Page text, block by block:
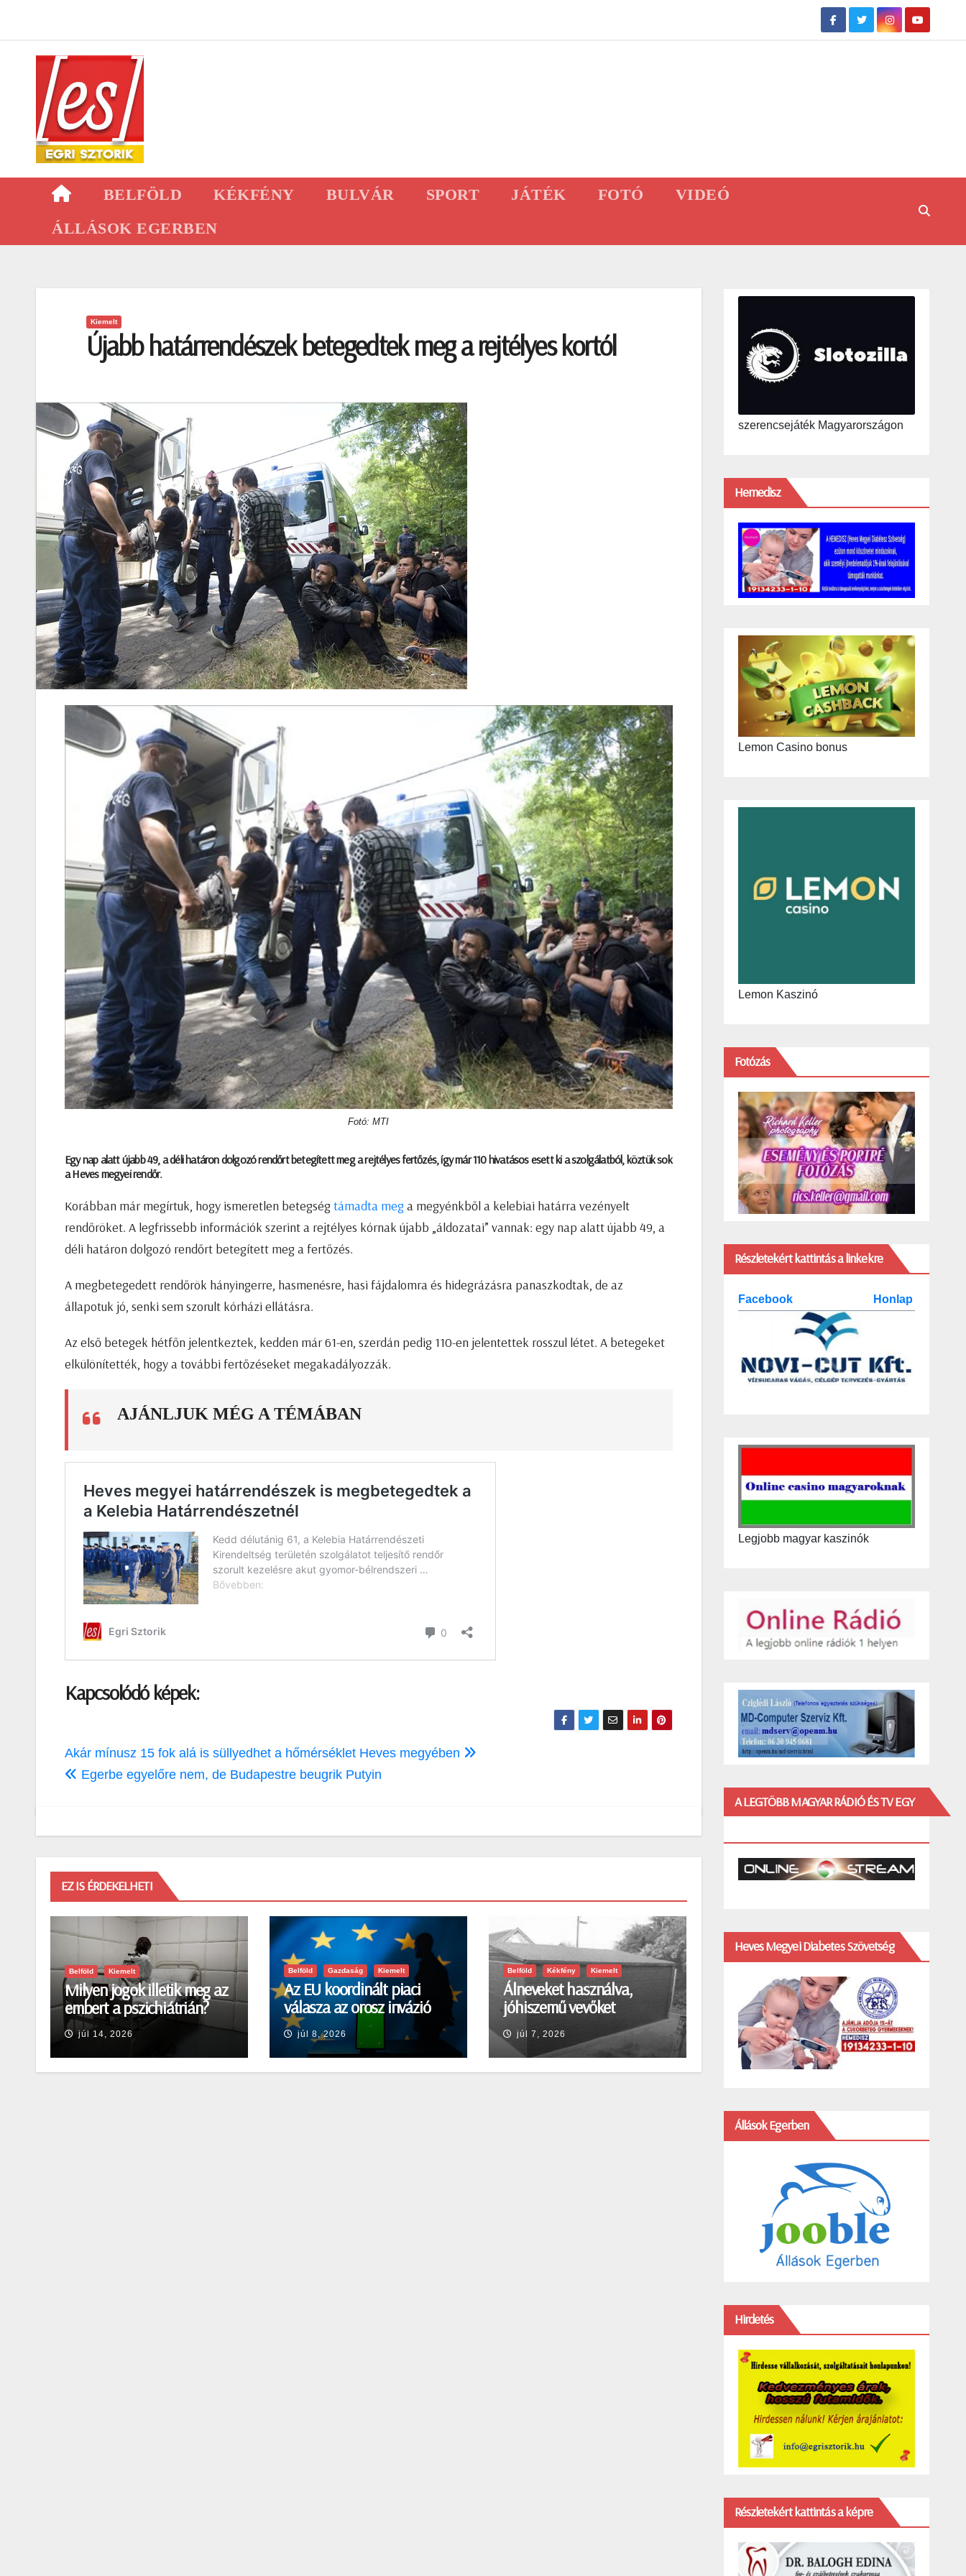
content
BELFÖLD KÉKFÉNY BULVÁR SPORT JÁTÉK FOTÓ
VIDEÓ
ÁLLÁSOK EGERBEN
Kiemelt
Újabb határrendészek betegedtek meg a rejtélyes kortól
Fotó: MTI
Egy nap alatt újabb 49, a déli határon dolgozó rendőrt betegített meg a rejtélyes fertőzés, így már 110 hivatásos esett ki a szolgálatból, köztük sok
a Heves megyei rendőr.
Korábban már megírtuk, hogy ismeretlen betegség támadta meg a megyénkből a kelebiai határra vezényelt
rendőröket. A legfrissebb információk szerint a rejtélyes kórnak újabb „áldozatai” vannak: egy nap alatt újabb 49, a
déli határon dolgozó rendőrt betegített meg a fertőzés.
A megbetegedett rendőrök hányingerre, hasmenésre, hasi fájdalomra és hidegrázásra panaszkodtak, de az
állapotuk jó, senki sem szorult kórházi ellátásra.
Az első betegek hétfőn jelentkeztek, kedden már 61-en, szerdán pedig 110-en jelentettek rosszul létet. A betegeket
elkülönítették, hogy a további fertőzéseket megakadályozzák.
AJÁNLJUK MÉG A TÉMÁBAN
Kapcsolódó képek:
Bejegyzés
navigáció
Akár mínusz 15 fok alá is süllyedhet a hőmérséklet Heves megyében
Egerbe egyelőre nem, de Budapestre beugrik Putyin
EZ IS ÉRDEKELHETI
Belföld Kiemelt
Milyen jogok illetik meg az
embert a pszichiátrián?
júl 14, 2026
Belföld Gazdaság Kiemelt
Az EU koordinált piaci
válasza az orosz invázió
okozta sokkra
júl 8, 2026
Belföld Kékfény Kiemelt
Álneveket használva,
jóhiszemű vevőket
károsított meg
júl 7, 2026
szerencsejáték Magyarországon
Hemedisz
Lemon Casino bonus
Lemon Kaszinó
Fotózás
Részletekért kattintás a linkekre
Facebook Honlap
Legjobb magyar kaszinók
A LEGTÖBB MAGYAR RÁDIÓ ÉS TV EGY
Heves Megyei Diabetes Szövetség
Állások Egerben
Hirdetés
Részletekért kattintás a képre